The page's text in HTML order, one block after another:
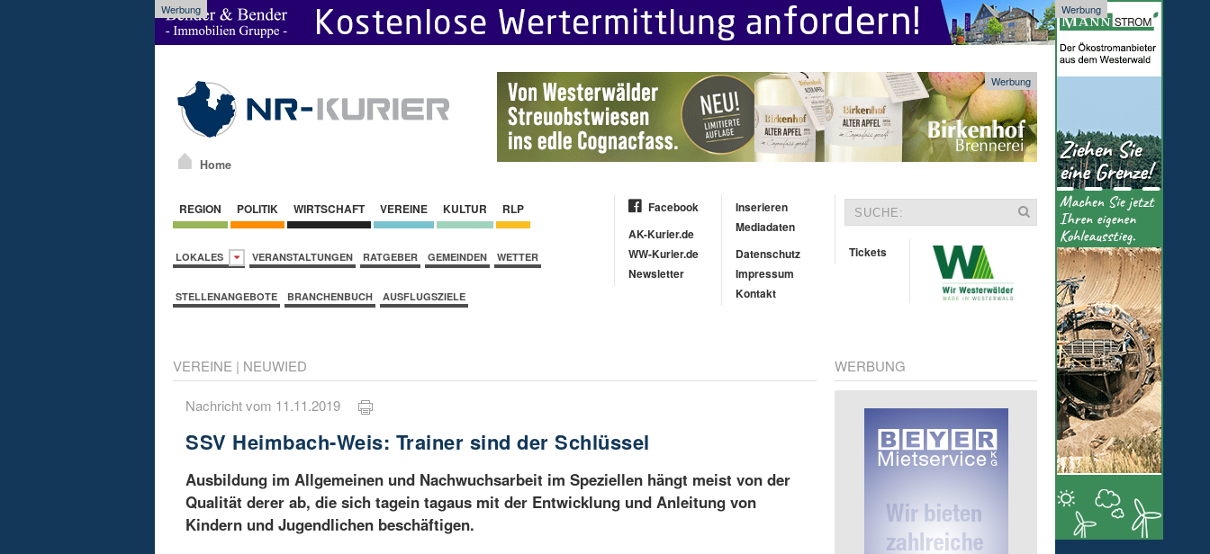
Werbung Werbung
Home
Werbung
REGION POLITIK WIRTSCHAFT VEREINE KULTUR RLP
LOKALES VERANSTALTUNGEN RATGEBER GEMEINDEN WETTER
STELLENANGEBOTE BRANCHENBUCH AUSFLUGSZIELE
Facebook
AK-Kurier.de
WW-Kurier.de
Newsletter
Inserieren
Mediadaten
Datenschutz
Impressum
Kontakt
Tickets
VEREINE | NEUWIED
Nachricht vom 11.11.2019
SSV Heimbach-Weis: Trainer sind der Schlüssel
Ausbildung im Allgemeinen und Nachwuchsarbeit im Speziellen hängt meist von der
Qualität derer ab, die sich tagein tagaus mit der Entwicklung und Anleitung von
Kindern und Jugendlichen beschäftigen.
WERBUNG